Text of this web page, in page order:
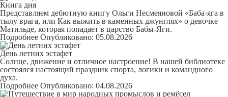
Книга дня
Представляем дебютную книгу Ольги Несмеяновой «Баба-яга в
тылу врага, или Как выжить в каменных джунглях» о девочке
Матильде, которая попадает в царство Бабы-Яги.
Подробнее Опубликовано: 05.08.2026
День летних эстафет
Солнце, движение и отличное настроение! В нашей библиотеке
состоялся настоящий праздник спорта, логики и командного
духа.
Подробнее Опубликовано: 04.08.2026